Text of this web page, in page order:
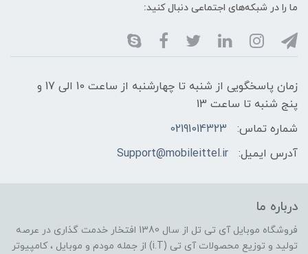
ما را در شبکه‌های اجتماعی دنبال کنید:
زمان پاسخگویی از شنبه تا چهارشنبه از ساعت 10 الی 17 و
پنج شنبه تا ساعت 13
شماره تماس:
02191014323
آدرس ایمیل:
Support@mobileittel.ir
درباره ما
فروشگاه موبایل آی تی تل از سال 1380 افتخار خدمت گذاری در عرصه
تولید و توزیع محصولات آی تی (i.T) از جمله مودم و موبایل ، کامپیوتر